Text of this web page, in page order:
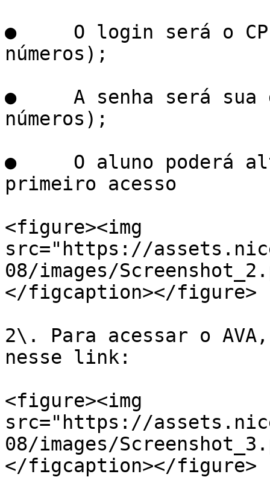
●     O login será o
números);
●     A senha será sua
números);
●     O aluno poderá
primeiro acesso
<figure><img
src="https://
08/images/
</figcaption></figure>
2\. Para acessar o
nesse link:
<figure><img
src="https://
08/images/
</figcaption></figure>